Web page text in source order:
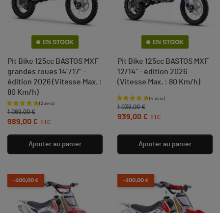
EN STOCK
Pit Bike 125cc BASTOS MXF
grandes roues 14"/17" -
édition 2026 (Vitesse Max. :
80 Km/h)
Prix de base
1 089,00 €
Prix
989,00 € TTC
Ajouter au panier
EN STOCK
Pit Bike 125cc BASTOS MXF
12/14" - édition 2026
(Vitesse Max. : 80 Km/h)
Prix de base
1 039,00 €
Prix
939,00 € TTC
Ajouter au panier
-100,00 € -100,00 €